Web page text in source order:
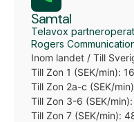
Samtal
Telavox
Rogers
Inom landet / Till
Till Zon 1 (SEK/min):
Till Zon 2a-c (SEK/
Till Zon 3-6 (SEK/
Till Zon 7 (SEK/min):